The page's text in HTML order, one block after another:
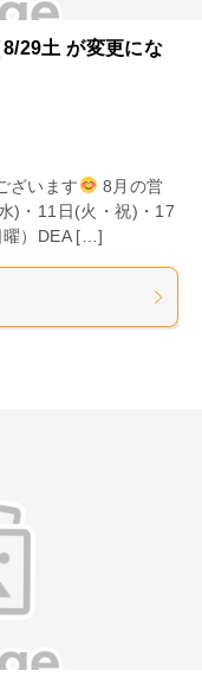
29土 が変更にな
ざいます
8月の営
)・11日(火・祝)・17
）DEA […]